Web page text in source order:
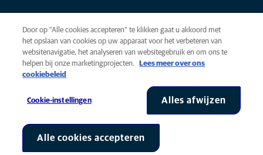
Privacy
Algemene voorwaarden
Cookies
Toegankelijkheid
AniCura is onderdeel van Mars, Inc © 2026
Cookie-instellingen
Door op “Alle cookies accepteren” te klikken gaat u akkoord met
het opslaan van cookies op uw apparaat voor het verbeteren van
websitenavigatie, het analyseren van websitegebruik en om ons te
helpen bij onze marketingprojecten.
Lees meer over ons
cookiebeleid
Cookie-instellingen Alles afwijzen
Alle cookies accepteren